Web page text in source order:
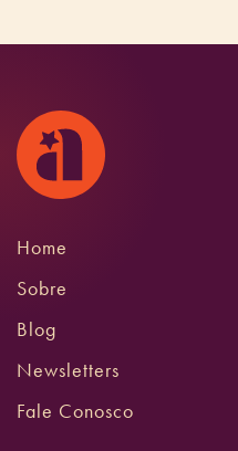
Home
Sobre
Blog
Newsletters
Fale Conosco